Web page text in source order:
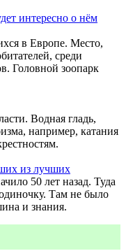
интересно о нём
в Европе. Место,
среди
Головной зоопарк
Водная гладь,
например, катания
из лучших
50 лет назад. Туда
Там не было
и знания.